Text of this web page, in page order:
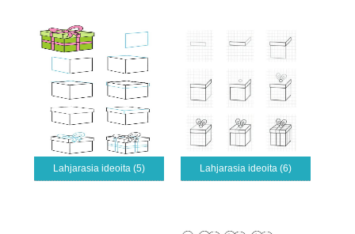
Lahjarasia ideoita (5) Lahjarasia ideoita (6)